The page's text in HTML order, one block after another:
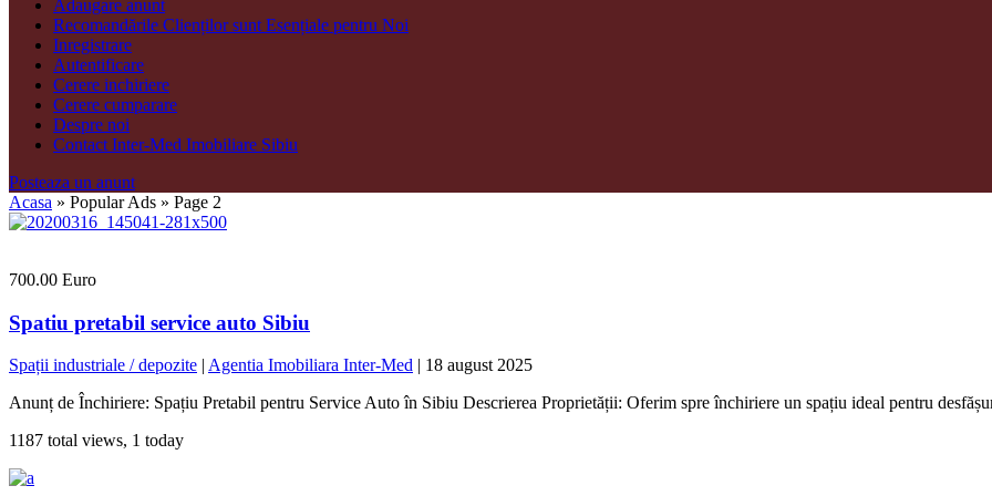
Adaugare anunt
Recomandările Clienților sunt Esențiale pentru Noi
Inregistrare
Autentificare
Cerere inchiriere
Cerere cumparare
Despre noi
Contact Inter-Med Imobiliare Sibiu
Posteaza un anunt
Acasa » Popular Ads » Page 2
700.00 Euro
Spatiu pretabil service auto Sibiu
Spații industriale / depozite | Agentia Imobiliara Inter-Med | 18 august 2025
Anunț de Închiriere: Spațiu Pretabil pentru Service Auto în Sibiu Descrierea Proprietății: Oferim spre închiriere un spațiu ideal pentru
1187 total views, 1 today